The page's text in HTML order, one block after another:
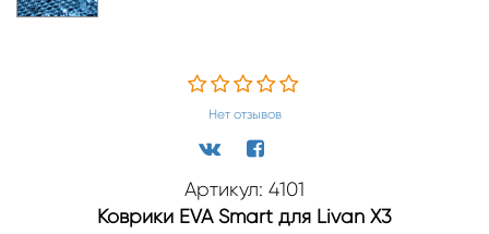
Нет отзывов
Артикул: 4101
Коврики EVA Smart для Livan X3